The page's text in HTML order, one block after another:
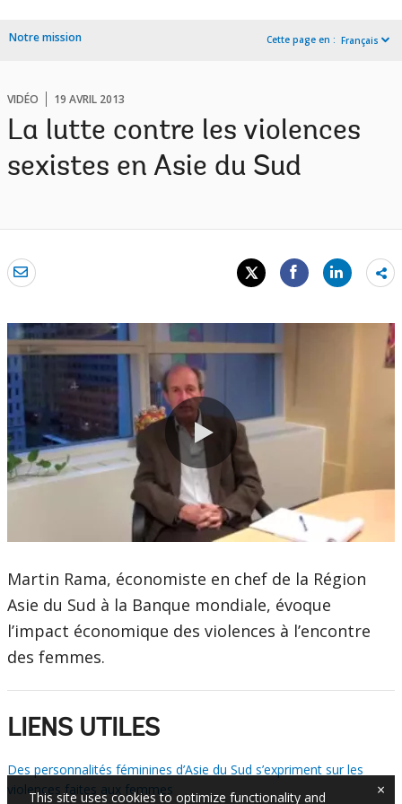
Notre mission Cette page en : Français
VIDÉO 19 AVRIL 2013
La lutte contre les violences
sexistes en Asie du Sud
0:00 / 3:25
Martin Rama, économiste en chef de la Région
Asie du Sud à la Banque mondiale, évoque
l’impact économique des violences à l’encontre
des femmes.
LIENS UTILES
Des personnalités féminines d’Asie du Sud s’expriment sur les
violences faites aux femmes
This site uses cookies to optimize functionality and ×